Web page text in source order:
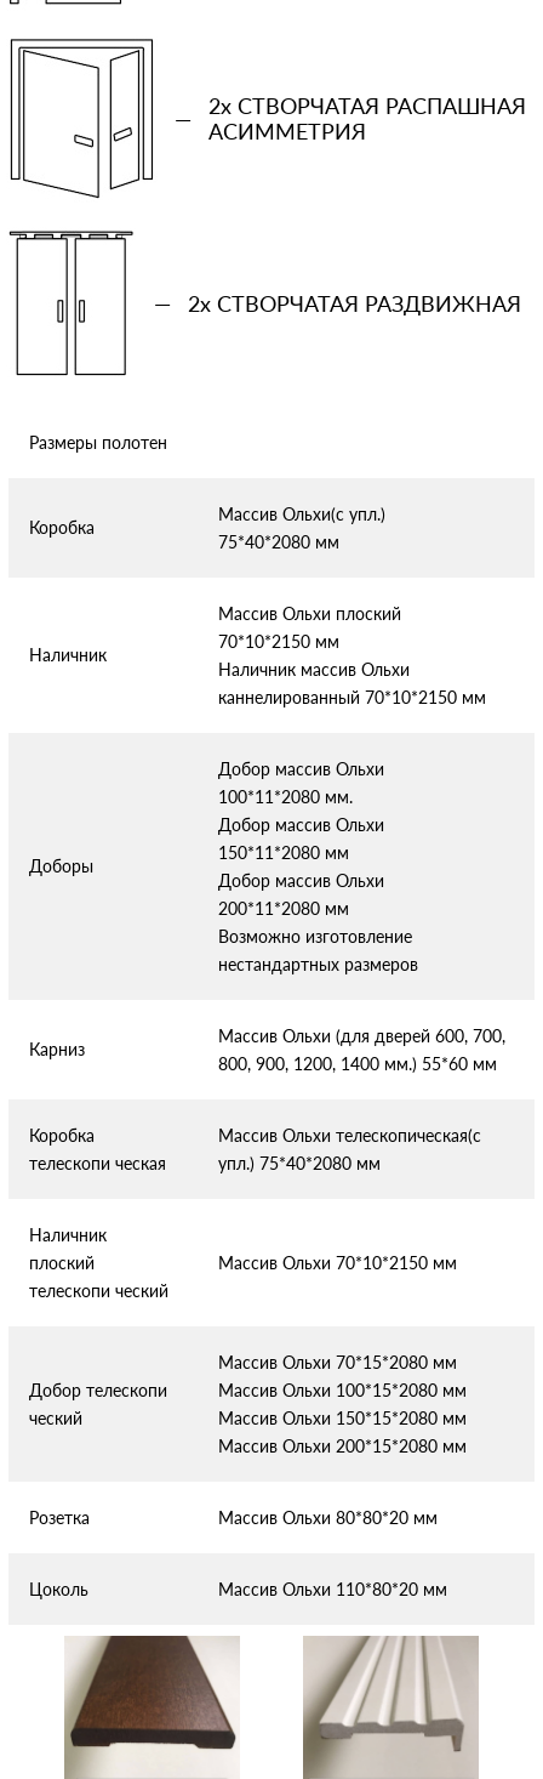
—
2x СТВОРЧАТАЯ РАСПАШНАЯ
АСИММЕТРИЯ
— 2x СТВОРЧАТАЯ РАЗДВИЖНАЯ
Размеры полотен
Коробка
Массив Ольхи(с упл.)
75*40*2080 мм
Наличник
Массив Ольхи плоский
70*10*2150 мм
Наличник массив Ольхи
каннелированный 70*10*2150 мм
Доборы
Добор массив Ольхи
100*11*2080 мм.
Добор массив Ольхи
150*11*2080 мм
Добор массив Ольхи
200*11*2080 мм
Возможно изготовление
нестандартных размеров
Карниз
Массив Ольхи (для дверей 600, 700,
800, 900, 1200, 1400 мм.) 55*60 мм
Коробка
телескопи ческая
Массив Ольхи телескопическая(с
упл.) 75*40*2080 мм
Наличник
плоский
телескопи ческий
Массив Ольхи 70*10*2150 мм
Добор телескопи
ческий
Массив Ольхи 70*15*2080 мм
Массив Ольхи 100*15*2080 мм
Массив Ольхи 150*15*2080 мм
Массив Ольхи 200*15*2080 мм
Розетка Массив Ольхи 80*80*20 мм
Цоколь Массив Ольхи 110*80*20 мм
+7 (931) 913-51-83
Ваш телефон
− +
Ваша примерная смета на двери
Отправляя форму вы соглашаетесь с условиями
конфиденциальности